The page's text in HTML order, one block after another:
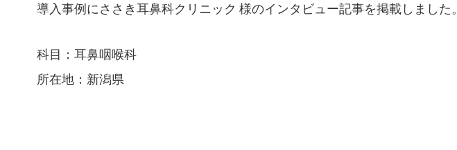
導入事例にささき耳鼻科クリニック 様のインタビュー記事を掲載しました。
科目：耳鼻咽喉科
所在地：新潟県